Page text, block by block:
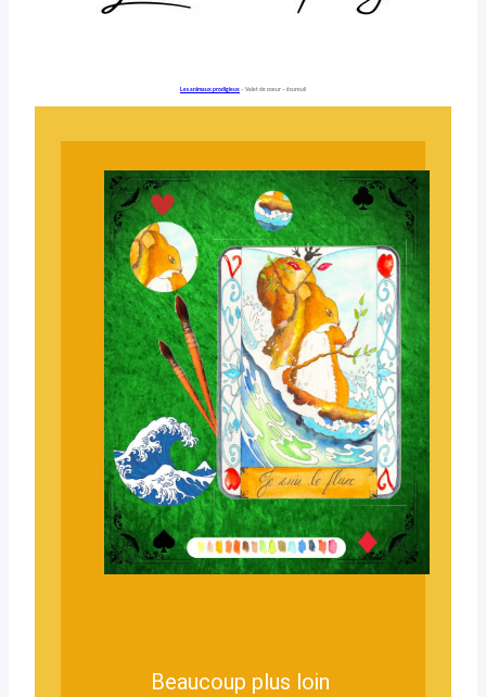
Les animaux prodigieux– Valet de coeur – écureuil
Beaucoup plus loin